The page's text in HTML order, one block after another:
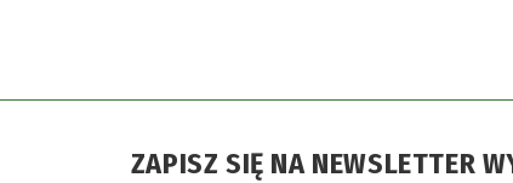
ZAPISZ SIĘ NA NEWSLETTER